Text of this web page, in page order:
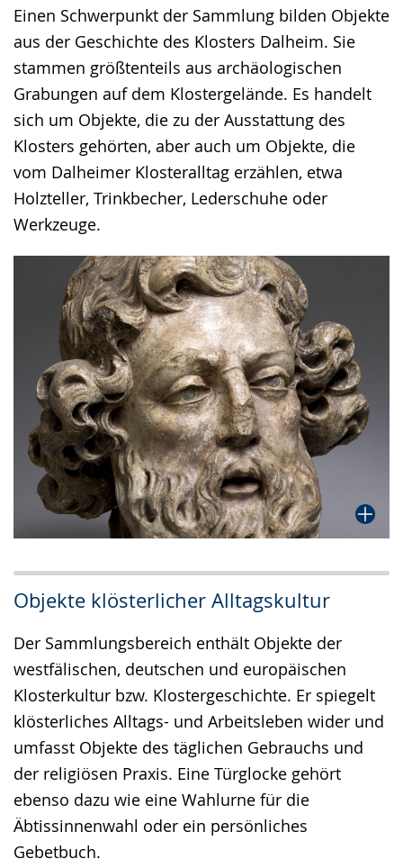
Einen Schwerpunkt der Sammlung bilden Objekte
aus der Geschichte des Klosters Dalheim. Sie
stammen größtenteils aus archäologischen
Grabungen auf dem Klostergelände. Es handelt
sich um Objekte, die zu der Ausstattung des
Klosters gehörten, aber auch um Objekte, die
vom Dalheimer Klosteralltag erzählen, etwa
Holzteller, Trinkbecher, Lederschuhe oder
Werkzeuge.
Objekte klösterlicher Alltagskultur
Der Sammlungsbereich enthält Objekte der
westfälischen, deutschen und europäischen
Klosterkultur bzw. Klostergeschichte. Er spiegelt
klösterliches Alltags- und Arbeitsleben wider und
umfasst Objekte des täglichen Gebrauchs und
der religiösen Praxis. Eine Türglocke gehört
ebenso dazu wie eine Wahlurne für die
Äbtissinnenwahl oder ein persönliches
Gebetbuch.
Gebärdensprache
wird
angezeigt.